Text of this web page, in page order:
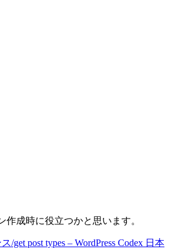
作成時に役立つかと思います。
/get post types – WordPress Codex 日本